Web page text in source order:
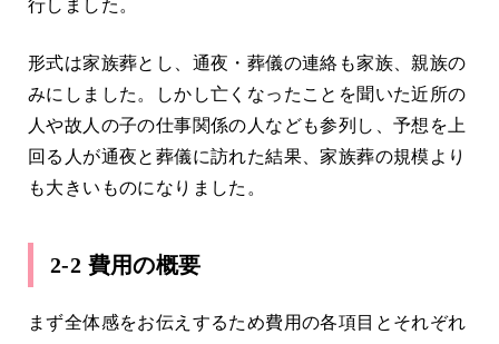
行しました。
形式は家族葬とし、通夜・葬儀の連絡も家族、親族の
みにしました。しかし亡くなったことを聞いた近所の
人や故人の子の仕事関係の人なども参列し、予想を上
回る人が通夜と葬儀に訪れた結果、家族葬の規模より
も大きいものになりました。
2-2 費用の概要
まず全体感をお伝えするため費用の各項目とそれぞれ